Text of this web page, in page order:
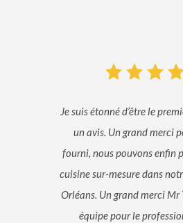
Je suis étonné d’être le
un avis. Un grand merci
fourni, nous pouvons enfin
cuisine sur-mesure dans
Orléans. Un grand merci Mr
équipe pour le